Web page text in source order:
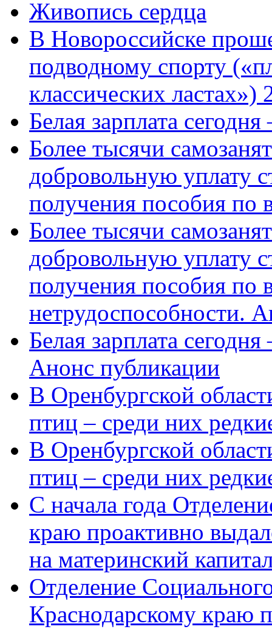
Живопись сердца
В Новороссийске
подводному спорту
классических ластах»)
Белая зарплата
Более тысячи
добровольную уплату
получения пособия по
Более тысячи
добровольную уплату
получения пособия по
нетрудоспособности.
Белая зарплата
Анонс публикации
В Оренбургской
птиц – среди них
В Оренбургской
птиц – среди них
С начала года
краю проактивно
на материнский
Отделение
Краснодарскому краю